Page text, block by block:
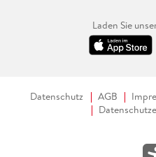
Laden Sie
Datenschutz AGB